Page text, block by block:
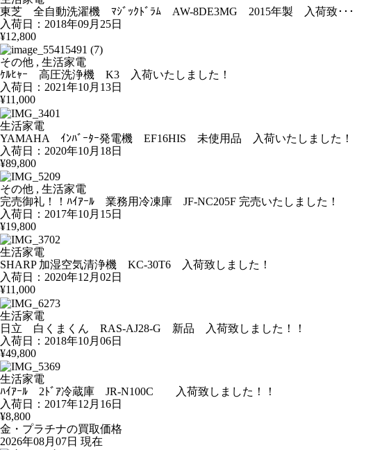
東芝 全自動洗濯機 ﾏｼﾞｯｸﾄﾞﾗﾑ AW-8DE3MG 2015年製 入荷致･･･
入荷日：2018年09月25日
¥12,800
その他 , 生活家電
ｹﾙﾋｬｰ 高圧洗浄機 K3 入荷いたしました！
入荷日：2021年10月13日
¥11,000
生活家電
YAMAHA ｲﾝﾊﾞｰﾀｰ発電機 EF16HIS 未使用品 入荷いたしました！
入荷日：2020年10月18日
¥89,800
その他 , 生活家電
完売御礼！！ﾊｲｱｰﾙ 業務用冷凍庫 JF-NC205F 完売いたしました！
入荷日：2017年10月15日
¥19,800
生活家電
SHARP 加湿空気清浄機 KC-30T6 入荷致しました！
入荷日：2020年12月02日
¥11,000
生活家電
日立 白くまくん RAS-AJ28-G 新品 入荷致しました！！
入荷日：2018年10月06日
¥49,800
生活家電
ﾊｲｱｰﾙ 2ﾄﾞｱ冷蔵庫 JR-N100C 入荷致しました！！
入荷日：2017年12月16日
¥8,800
金・プラチナの買取価格
2026年08月07日 現在